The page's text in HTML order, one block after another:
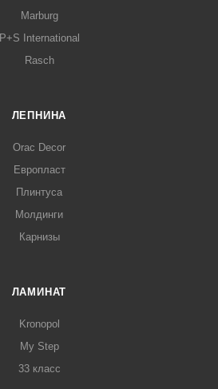
Marburg
P+S International
Rasch
ЛЕПНИНА
Orac Decor
Европласт
Плинтуса
Молдинги
Карнизы
ЛАМИНАТ
Kronopol
My Step
33 класс